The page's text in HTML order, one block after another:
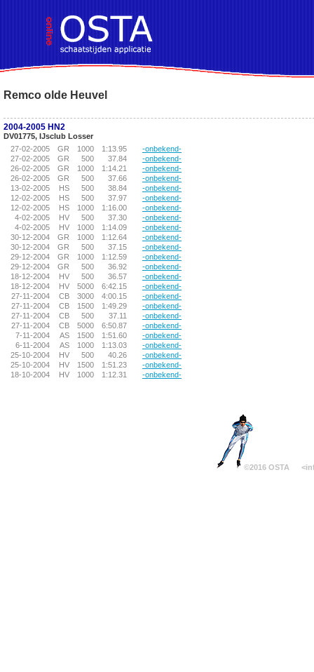
Remco olde Heuvel
2004-2005 HN2
DV01775, IJsclub Losser
27-02-2005
GR 1000 1:13.95
-onbekend-
27-02-2005
GR 500 37.84
-onbekend-
26-02-2005
GR 1000 1:14.21
-onbekend-
26-02-2005
GR 500 37.66
-onbekend-
13-02-2005
HS 500 38.84
-onbekend-
12-02-2005
HS 500 37.97
-onbekend-
12-02-2005
HS 1000 1:16.00
-onbekend-
4-02-2005
HV 500 37.30
-onbekend-
4-02-2005
HV 1000 1:14.09
-onbekend-
30-12-2004
GR 1000 1:12.64
-onbekend-
30-12-2004
GR 500 37.15
-onbekend-
29-12-2004
GR 1000 1:12.59
-onbekend-
29-12-2004
GR 500 36.92
-onbekend-
18-12-2004
HV 500 36.57
-onbekend-
18-12-2004
HV 5000 6:42.15
-onbekend-
27-11-2004
CB 3000 4:00.15
-onbekend-
27-11-2004
CB 1500 1:49.29
-onbekend-
27-11-2004
CB 500 37.11
-onbekend-
27-11-2004
CB 5000 6:50.87
-onbekend-
7-11-2004
AS 1500 1:51.60
-onbekend-
6-11-2004
AS 1000 1:13.03
-onbekend-
25-10-2004
HV 500 40.26
-onbekend-
25-10-2004
HV 1500 1:51.23
-onbekend-
18-10-2004
HV 1000 1:12.31 -onbekend-
©2016 OSTA